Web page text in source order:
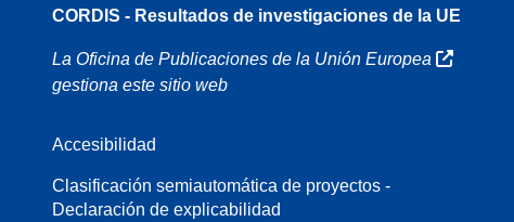
16
CORDIS - Resultados de investigaciones de la UE
La Oficina de Publicaciones de la Unión Europea
gestiona este sitio web
Accesibilidad
Clasificación semiautomática de proyectos -
Declaración de explicabilidad